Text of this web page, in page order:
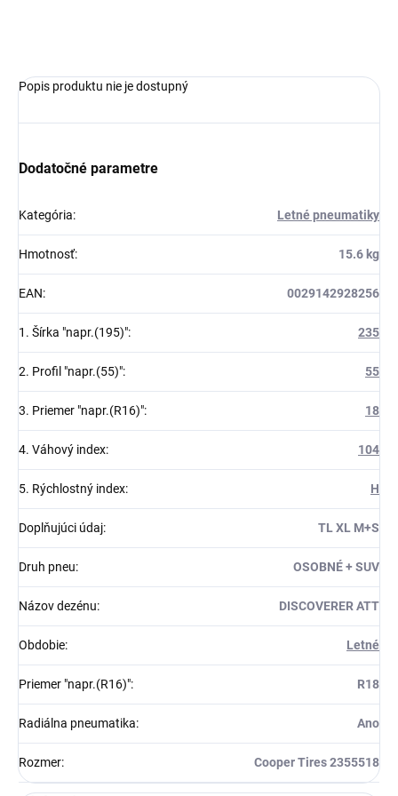
Popis produktu nie je dostupný
Dodatočné parametre
Kategória: Letné pneumatiky
Hmotnosť: 15.6 kg
EAN: 0029142928256
1. Šírka "napr.(195)": 235
2. Profil "napr.(55)": 55
3. Priemer "napr.(R16)": 18
4. Váhový index: 104
5. Rýchlostný index: H
Doplňujúci údaj: TL XL M+S
Druh pneu: OSOBNÉ + SUV
Názov dezénu: DISCOVERER ATT
Obdobie: Letné
Priemer "napr.(R16)": R18
Radiálna pneumatika: Ano
Rozmer: Cooper Tires 2355518